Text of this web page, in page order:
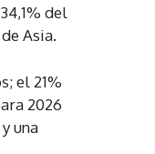
del
Asia.
el 21%
2026
una